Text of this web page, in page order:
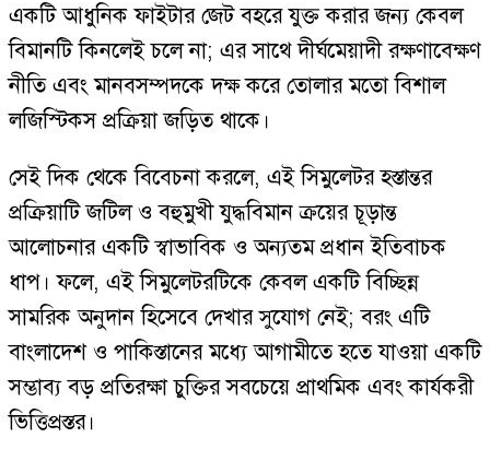
একটি আধুনিক ফাইটার জেট বহরে যুক্ত করার জন্য কেবল
বিমানটি কিনলেই চলে না; এর সাথে দীর্ঘমেয়াদী রক্ষণাবেক্ষণ
নীতি এবং মানবসম্পদকে দক্ষ করে তোলার মতো বিশাল
লজিস্টিকস প্রক্রিয়া জড়িত থাকে।
সেই দিক থেকে বিবেচনা করলে, এই সিমুলেটর হস্তান্তর
প্রক্রিয়াটি জটিল ও বহুমুখী যুদ্ধবিমান ক্রয়ের চূড়ান্ত
আলোচনার একটি স্বাভাবিক ও অন্যতম প্রধান ইতিবাচক
ধাপ। ফলে, এই সিমুলেটরটিকে কেবল একটি বিচ্ছিন্ন
সামরিক অনুদান হিসেবে দেখার সুযোগ নেই; বরং এটি
বাংলাদেশ ও পাকিস্তানের মধ্যে আগামীতে হতে যাওয়া একটি
সম্ভাব্য বড় প্রতিরক্ষা চুক্তির সবচেয়ে প্রাথমিক এবং কার্যকরী
ভিত্তিপ্রস্তর।